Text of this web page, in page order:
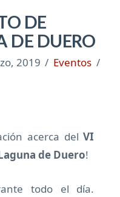
DE
DE DUERO
2019
Eventos
acerca del VI
de Duero!
todo el día.